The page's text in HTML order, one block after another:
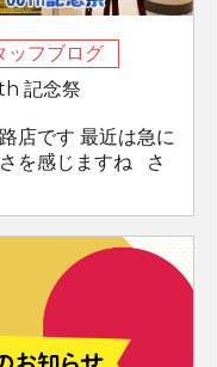
ッフブログ
記念祭
店です 最近は急に
を感じますね さ